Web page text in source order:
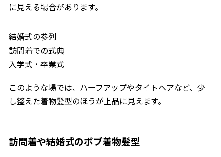
に見える場合があります。
結婚式の参列
訪問着での式典
入学式・卒業式
このような場では、ハーフアップやタイトヘアなど、少
し整えた着物髪型のほうが上品に見えます。
訪問着や結婚式のボブ着物髪型